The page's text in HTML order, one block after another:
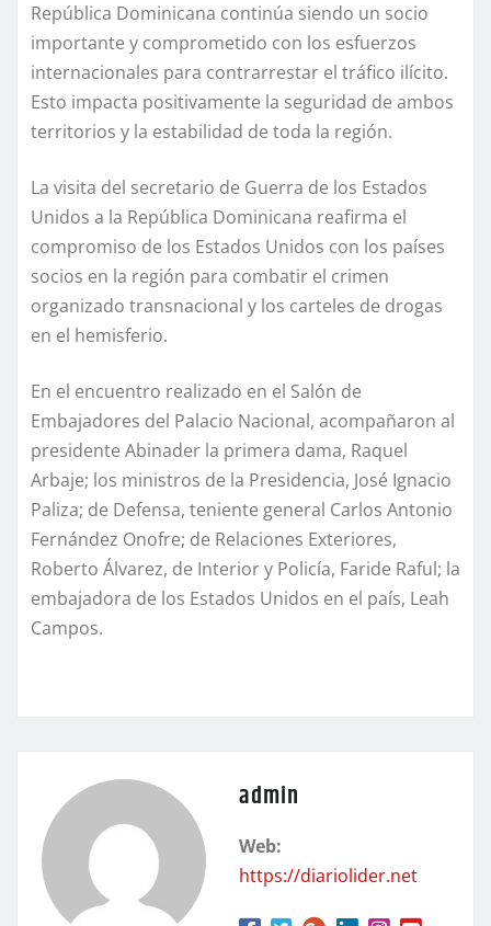
República Dominicana continúa siendo un socio
importante y comprometido con los esfuerzos
internacionales para contrarrestar el tráfico ilícito.
Esto impacta positivamente la seguridad de ambos
territorios y la estabilidad de toda la región.
La visita del secretario de Guerra de los Estados
Unidos a la República Dominicana reafirma el
compromiso de los Estados Unidos con los países
socios en la región para combatir el crimen
organizado transnacional y los carteles de drogas
en el hemisferio.
En el encuentro realizado en el Salón de
Embajadores del Palacio Nacional, acompañaron al
presidente Abinader la primera dama, Raquel
Arbaje; los ministros de la Presidencia, José Ignacio
Paliza; de Defensa, teniente general Carlos Antonio
Fernández Onofre; de Relaciones Exteriores,
Roberto Álvarez, de Interior y Policía, Faride Raful; la
embajadora de los Estados Unidos en el país, Leah
Campos.
admin
Web:
https://diariolider.net